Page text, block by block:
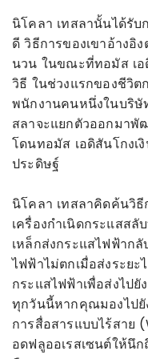
นิโคลา เทสลานั้นได้รับ
ดี วิธีการของเขาอ้างอิ
นวน ในขณะที่ทอมัส เอ
วิธี ในช่วงแรกของชีวิต
พนักงานคนหนึ่งในบริษั
สลาจะแยกตัวออกมาพั
โดนทอมัส เอดิสันโกง
ประดิษฐ์
นิโคลา เทสลาคิดค้นวิ
เครื่องกำเนิดกระแสส
เหล็กส่งกระแสไฟฟ้าก
ไฟฟ้าไม่ตกเมื่อส่งระย
กระแสไฟฟ้าเพื่อส่งไป
ทุกวันนี้หากคุณมองไปยั
การสื่อสารแบบไร้สาย
อดฟลูออเรสเซนต์ให้นึ